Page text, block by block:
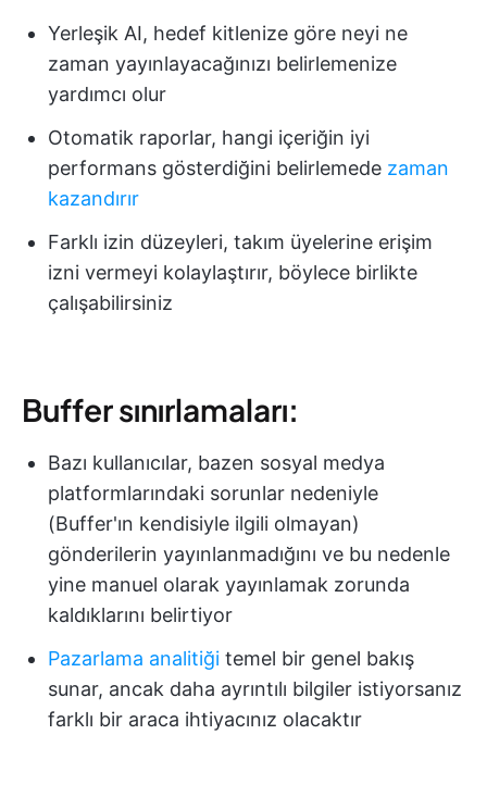
Yerleşik AI, hedef kitlenize göre neyi ne
zaman yayınlayacağınızı belirlemenize
yardımcı olur
Otomatik raporlar, hangi içeriğin iyi
performans gösterdiğini belirlemede zaman
kazandırır
Farklı izin düzeyleri, takım üyelerine erişim
izni vermeyi kolaylaştırır, böylece birlikte
çalışabilirsiniz
Buffer sınırlamaları:
Bazı kullanıcılar, bazen sosyal medya
platformlarındaki sorunlar nedeniyle
(Buffer'ın kendisiyle ilgili olmayan)
gönderilerin yayınlanmadığını ve bu nedenle
yine manuel olarak yayınlamak zorunda
kaldıklarını belirtiyor
Pazarlama analitiği temel bir genel bakış
sunar, ancak daha ayrıntılı bilgiler istiyorsanız
farklı bir araca ihtiyacınız olacaktır